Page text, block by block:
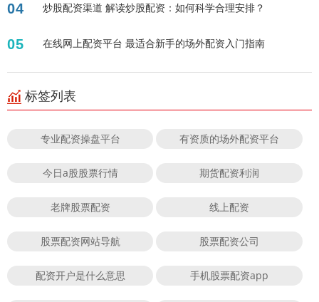
04 炒股配资渠道 解读炒股配资：如何科学合理安排？
05 在线网上配资平台 最适合新手的场外配资入门指南
标签列表
专业配资操盘平台 有资质的场外配资平台
今日a股股票行情 期货配资利润
老牌股票配资 线上配资
股票配资网站导航 股票配资公司
配资开户是什么意思 手机股票配资app